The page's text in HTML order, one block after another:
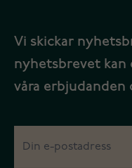
Vi skickar
nyhetsbrevet kan
våra